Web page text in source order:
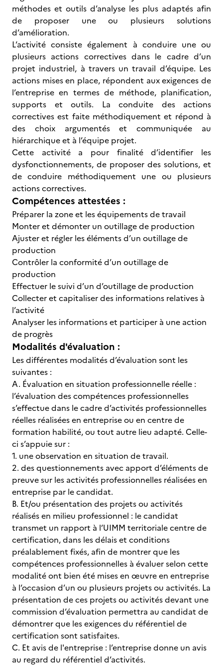
méthodes et outils d’analyse les plus adaptés afin
de proposer une ou plusieurs solutions
d’amélioration.
L’activité consiste également à conduire une ou
plusieurs actions correctives dans le cadre d’un
projet industriel, à travers un travail d’équipe. Les
actions mises en place, répondent aux exigences de
l’entreprise en termes de méthode, planification,
supports et outils. La conduite des actions
correctives est faite méthodiquement et répond à
des choix argumentés et communiquée au
hiérarchique et à l’équipe projet.
Cette activité a pour finalité d’identifier les
dysfonctionnements, de proposer des solutions, et
de conduire méthodiquement une ou plusieurs
actions correctives.
Compétences attestées :
Préparer la zone et les équipements de travail
Monter et démonter un outillage de production
Ajuster et régler les éléments d’un outillage de
production
Contrôler la conformité d’un outillage de
production
Effectuer le suivi d’un d’outillage de production
Collecter et capitaliser des informations relatives à
l’activité
Analyser les informations et participer à une action
de progrès
Modalités d'évaluation :
Les différentes modalités d’évaluation sont les
suivantes :
A. Évaluation en situation professionnelle réelle :
l’évaluation des compétences professionnelles
s’effectue dans le cadre d’activités professionnelles
réelles réalisées en entreprise ou en centre de
formation habilité, ou tout autre lieu adapté. Celle-
ci s’appuie sur :
1. une observation en situation de travail.
2. des questionnements avec apport d’éléments de
preuve sur les activités professionnelles réalisées en
entreprise par le candidat.
B. Et/ou présentation des projets ou activités
réalisés en milieu professionnel : le candidat
transmet un rapport à l’UIMM territoriale centre de
certification, dans les délais et conditions
préalablement fixés, afin de montrer que les
compétences professionnelles à évaluer selon cette
modalité ont bien été mises en œuvre en entreprise
à l’occasion d’un ou plusieurs projets ou activités. La
présentation de ces projets ou activités devant une
commission d’évaluation permettra au candidat de
démontrer que les exigences du référentiel de
certification sont satisfaites.
C. Et avis de l'entreprise : l’entreprise donne un avis
au regard du référentiel d’activités.